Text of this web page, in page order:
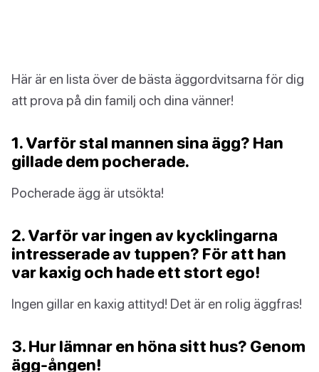
Här är en lista över de bästa äggordvitsarna för dig
att prova på din familj och dina vänner!
1. Varför stal mannen sina ägg? Han
gillade dem pocherade.
Pocherade ägg är utsökta!
2. Varför var ingen av kycklingarna
intresserade av tuppen? För att han
var kaxig och hade ett stort ego!
Ingen gillar en kaxig attityd! Det är en rolig äggfras!
3. Hur lämnar en höna sitt hus? Genom
ägg-ången!